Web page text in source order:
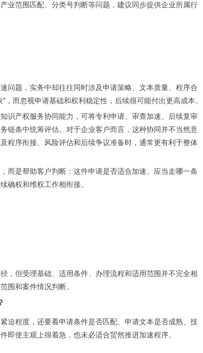
业范围匹配、分类号判断等问题，建议同步提供企业所属行
问题，实务中却往往同时涉及申请策略、文本质量、程序合
，而忽视申请基础和权利稳定性，后续很可能付出更高成本。
识产权服务协同能力，可将专利申请、审查加速、后续复审
链条中统筹评估。对于企业客户而言，这种协同并不当然意
程序衔接、风险评估和后续争议准备时，通常更有利于整体
而是帮助客户判断：这件申请是否适合加速、应当走哪一条
确权和维权工作相衔接。
，但受理基础、适用条件、办理流程和适用范围并不完全相
围和案件情况判断。
迫程度，还要看申请条件是否匹配、申请文本是否成熟、技
即使主观上很着急，也未必适合贸然推进加速程序。